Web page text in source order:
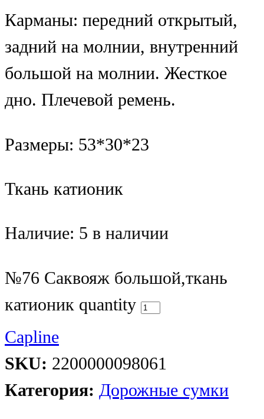
Карманы: передний открытый,
задний на молнии, внутренний
большой на молнии. Жесткое
дно. Плечевой ремень.
Размеры: 53*30*23
Ткань катионик
Наличие: 5 в наличии
№76 Саквояж большой,ткань
катионик quantity
Capline
SKU: 2200000098061
Категория: Дорожные сумки